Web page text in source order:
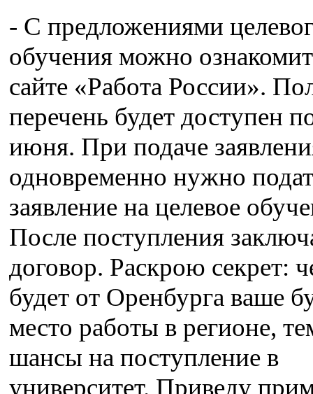
- С предложениями
обучения можно
сайте «Работа России».
перечень будет доступен
июня. При подаче
одновременно нужно
заявление на целевое
После поступления
договор. Раскрою секрет:
будет от Оренбурга ваше
место работы в регионе,
шансы на поступление в
университет. Приведу